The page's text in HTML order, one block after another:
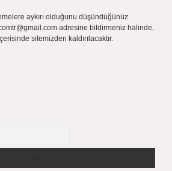
aykırı olduğunu düşündüğünüz
adresine bildirmeniz halinde,
sitemizden kaldırılacaktır.